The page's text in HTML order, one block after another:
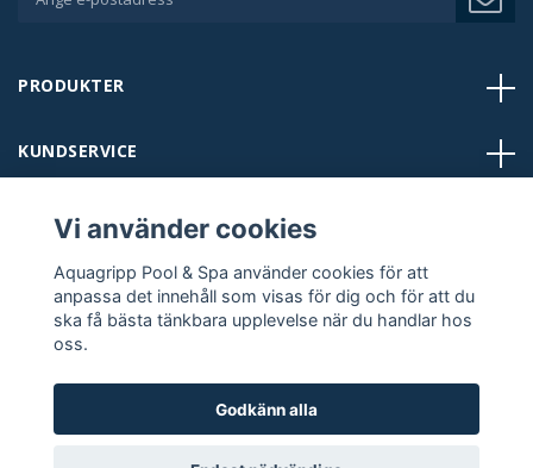
PRODUKTER
KUNDSERVICE
BUTIKER
KONTAKT
Vi använder cookies
Aquagripp Pool & Spa använder cookies för att
anpassa det innehåll som visas för dig och för att du
ska få bästa tänkbara upplevelse när du handlar hos
oss.
Godkänn alla